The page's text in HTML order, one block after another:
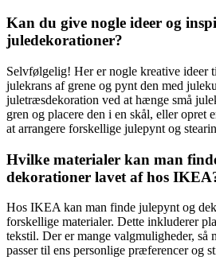
Kan du give nogle ideer og
juledekorationer?
Selvfølgelig! Her er nogle kreative ideer
julekrans af grene og pynt den med
juletræsdekoration ved at hænge små
gren og placere den i en skål, eller opret
at arrangere forskellige julepynt og
Hvilke materialer kan man
dekorationer lavet af hos
Hos IKEA kan man finde julepynt og
forskellige materialer. Dette inkluderer
tekstil. Der er mange valgmuligheder, så
passer til ens personlige præferencer og